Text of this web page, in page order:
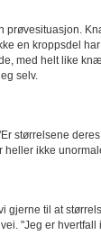
prøvesituasjon.
en kroppsdel
med helt like
selv.
størrelsene
heller ikke
gjerne til at
"Jeg er